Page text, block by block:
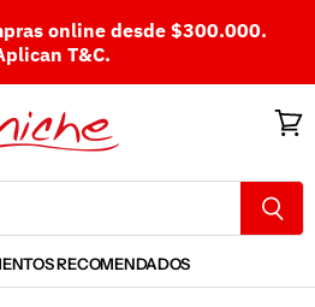
online desde $300.000.
T&C.
RECOMENDADOS